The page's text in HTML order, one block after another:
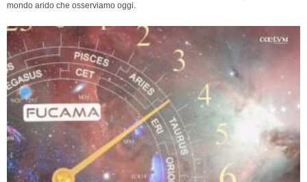
mondo arido che osserviamo oggi.